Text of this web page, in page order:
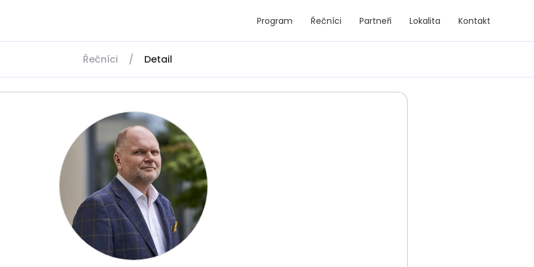
Program Řečníci Partneři Lokalita Kontakt
Řečníci / Detail